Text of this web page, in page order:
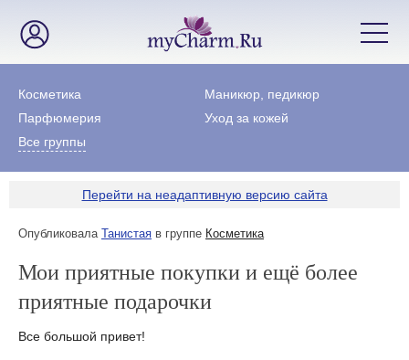
Косметика
Маникюр, педикюр
Парфюмерия
Уход за кожей
Все группы
Перейти на неадаптивную версию сайта
Опубликовала Танистая в группе Косметика
Мои приятные покупки и ещё более
приятные подарочки
Все большой привет!